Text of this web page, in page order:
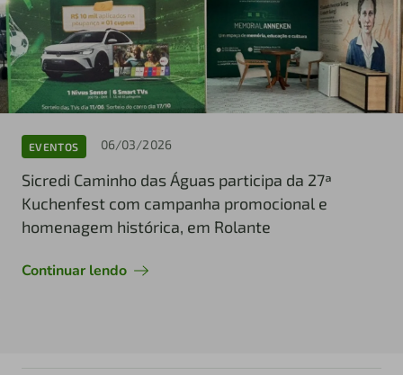
EVENTOS 06/03/2026
Sicredi Caminho das Águas participa da 27ª
Kuchenfest com campanha promocional e
homenagem histórica, em Rolante
Continuar lendo